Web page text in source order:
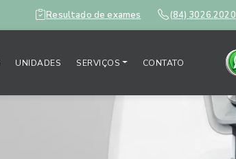
Resultado de exames (84) 3026.2020
UNIDADES SERVIÇOS CONTATO